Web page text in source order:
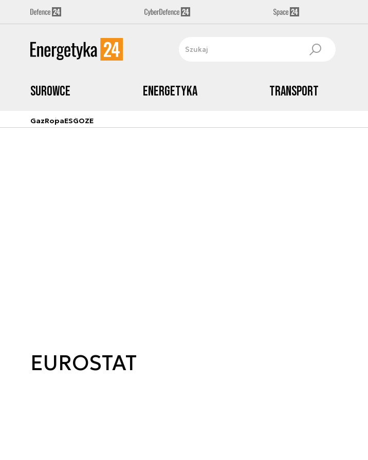
Surowce Energetyka Transport
GazRopaESGOZE
EUROSTAT